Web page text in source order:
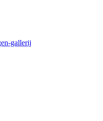
gallerij